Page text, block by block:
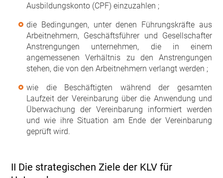
Ausbildungskonto (CPF) einzuzahlen ;
die Bedingungen, unter denen Führungskräfte aus
Arbeitnehmern, Geschäftsführer und Gesellschafter
Anstrengungen unternehmen, die in einem
angemessenen Verhältnis zu den Anstrengungen
stehen, die von den Arbeitnehmern verlangt werden ;
wie die Beschäftigten während der gesamten
Laufzeit der Vereinbarung über die Anwendung und
Überwachung der Vereinbarung informiert werden
und wie ihre Situation am Ende der Vereinbarung
geprüft wird.
II Die strategischen Ziele der KLV für